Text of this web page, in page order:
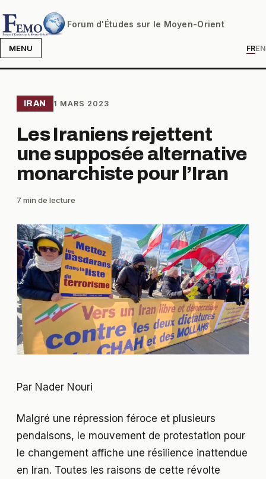
Forum d'Études sur le Moyen-Orient
MENU FREN
IRAN 1 MARS 2023
Les Iraniens rejettent
une supposée alternative
monarchiste pour l’Iran
7 min de lecture
Par Nader Nouri
Malgré une répression féroce et plusieurs
pendaisons, le mouvement de protestation pour
le changement affiche une résilience inattendue
en Iran. Toutes les raisons de cette révolte